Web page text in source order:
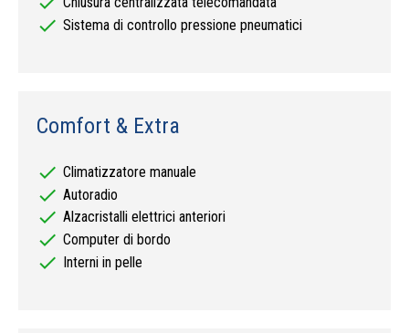
check Sistema di controllo pressione pneumatici
Comfort & Extra
check Climatizzatore manuale
check Autoradio
check Alzacristalli elettrici anteriori
check Computer di bordo
check Interni in pelle